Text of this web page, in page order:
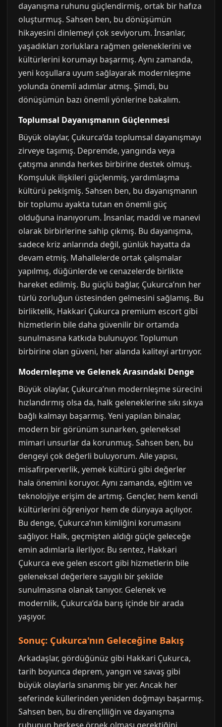
dayanışma ruhunu güçlendirmiş, ortak bir hafıza
oluşturmuş. Sahsen ben, bu dönüşümün
hikayesini dinlemeyi çok seviyorum. İnsanlar,
yaşadıkları zorluklara rağmen geleneklerini ve
kültürlerini korumayı başarmış. Aynı zamanda,
yeni koşullara uyum sağlayarak modernleşme
yolunda önemli adımlar atmış. Şimdi, bu
dönüşümün bazı önemli yönlerine bakalım.
Toplumsal Dayanışmanın Güçlenmesi
Büyük olaylar, Çukurca’da toplumsal dayanışmayı
zirveye taşımış. Depremde, yangında veya
çatışma anında herkes birbirine destek olmuş.
Komşuluk ilişkileri güçlenmiş, yardımlaşma
kültürü pekişmiş. Sahsen ben, bu dayanışmanın
bir toplumu ayakta tutan en önemli güç
olduğuna inanıyorum. İnsanlar, maddi ve manevi
olarak birbirlerine sahip çıkmış. Bu dayanışma,
sadece kriz anlarında değil, günlük hayatta da
devam etmiş. Mahallelerde ortak çalışmalar
yapılmış, düğünlerde ve cenazelerde birlikte
hareket edilmiş. Bu güçlü bağlar, Çukurca’nın her
türlü zorluğun üstesinden gelmesini sağlamış. Bu
birliktelik, Hakkari Çukurca premium escort gibi
hizmetlerin bile daha güvenilir bir ortamda
sunulmasına katkıda bulunuyor. Toplumun
birbirine olan güveni, her alanda kaliteyi artırıyor.
Modernleşme ve Gelenek Arasındaki Denge
Büyük olaylar, Çukurca’nın modernleşme sürecini
hızlandırmış olsa da, halk geleneklerine sıkı sıkıya
bağlı kalmayı başarmış. Yeni yapılan binalar,
modern bir görünüm sunarken, geleneksel
mimari unsurlar da korunmuş. Sahsen ben, bu
dengeyi çok değerli buluyorum. Aile yapısı,
misafirperverlik, yemek kültürü gibi değerler
hala önemini koruyor. Aynı zamanda, eğitim ve
teknolojiye erişim de artmış. Gençler, hem kendi
kültürlerini öğreniyor hem de dünyaya açılıyor.
Bu denge, Çukurca’nın kimliğini korumasını
sağlıyor. Halk, geçmişten aldığı güçle geleceğe
emin adımlarla ilerliyor. Bu sentez, Hakkari
Çukurca eve gelen escort gibi hizmetlerin bile
geleneksel değerlere saygılı bir şekilde
sunulmasına olanak tanıyor. Gelenek ve
modernlik, Çukurca’da barış içinde bir arada
yaşıyor.
Sonuç: Çukurca'nın Geleceğine Bakış
Arkadaşlar, gördüğünüz gibi Hakkari Çukurca,
tarih boyunca deprem, yangın ve savaş gibi
büyük olaylarla sınanmış bir yer. Ancak her
seferinde küllerinden yeniden doğmayı başarmış.
Sahsen ben, bu dirençliliğin ve dayanışma